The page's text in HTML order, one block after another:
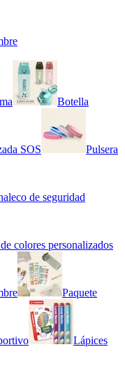
Botella
SOS Pulsera
de seguridad
colores personalizados
Paquete
Lápices